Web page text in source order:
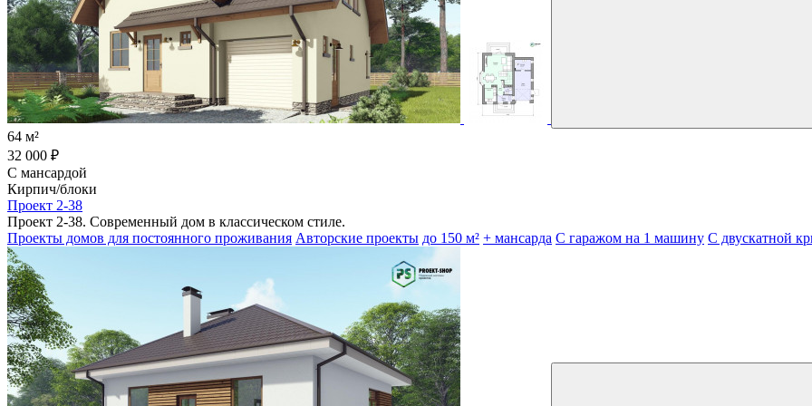
64 м²
32 000 ₽
С мансардой
Кирпич/блоки
Проект 2-38
Проект 2-38. Современный дом в классическом стиле.
Проекты домов для постоянного проживания Авторские проекты до 150 м² + мансарда С гаражом на 1 машину С двускатной